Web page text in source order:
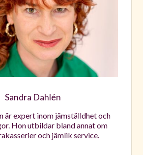
Sandra Dahlén
är expert inom jämställdhet och
Hon utbildar bland annat om
och jämlik service.